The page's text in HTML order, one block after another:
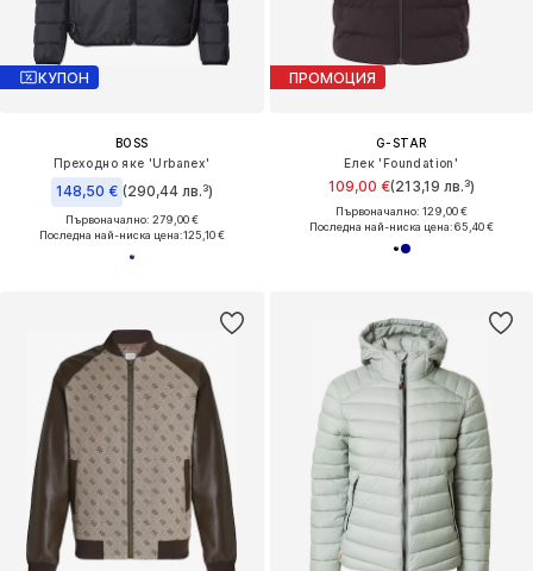
КУПОН
BOSS
Преходно яке 'Urbanex'
148,50 € (290,44 лв.³)
Първоначално: 279,00 €
Последна най-ниска цена:125,10 €
ПРОМОЦИЯ
G-STAR
Елек 'Foundation'
109,00 €(213,19 лв.³)
Първоначално: 129,00 €
Последна най-ниска цена:65,40 €